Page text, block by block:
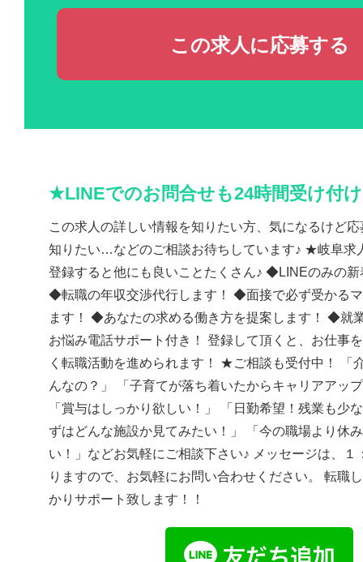
この求人に応募する
★LINEでのお問合せも24時間受け付
この求人の詳しい情報を知りたい方、気になるけど
知りたい…などのご相談お待ちしています♪ ★岐阜求
登録すると他にも良いことたくさん♪ ◆LINEのみの
◆転職の年収交渉代行します！ ◆面接で必ず受かる
ます！ ◆あなたの求める働き方を提案します！ ◆就
お悩み電話サポート付き！ 登録して頂くと、お仕事
く転職活動を進められます！ ★ご相談も受付中！ 「
んなの？」 「子育てが落ち着いたからキャリアアッ
「賞与はしっかり欲しい！」 「日勤希望！残業も少
ずはどんな施設か見てみたい！」 「今の職場より休
い！」などお気軽にご相談下さい♪ メッセージは、１
りますので、お気軽にお問い合わせください。 転職
かりサポート致します！！